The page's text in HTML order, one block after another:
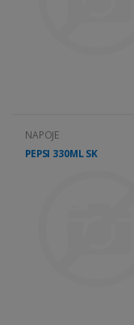
NAPOJE
PEPSI 330ML SK